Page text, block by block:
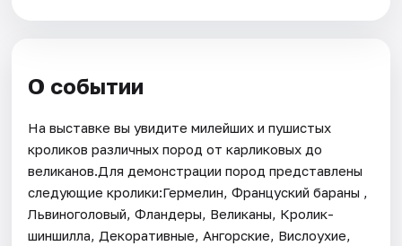
О событии
На выставке вы увидите милейших и пушистых
кроликов различных пород от карликовых до
великанов.Для демонстрации пород представлены
следующие кролики:Гермелин, Француский бараны ,
Львиноголовый, Фландеры, Великаны, Кролик-
шиншилла, Декоративные, Ангорские, Вислоухие,